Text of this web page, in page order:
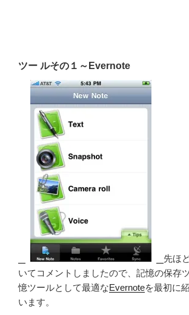
ツー ルその１～Evernote
先ほ
いてコメントしましたので、記憶の保存
憶ツールとして最適なEvernoteを最初に
います。